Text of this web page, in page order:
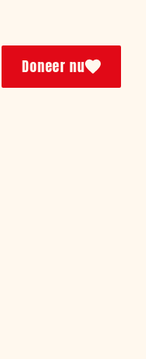
Doneer nu